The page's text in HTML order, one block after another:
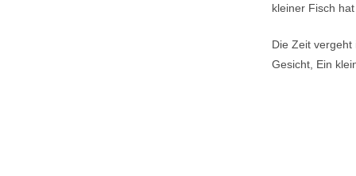
kleiner Fisch
Die Zeit
Gesicht, Ein